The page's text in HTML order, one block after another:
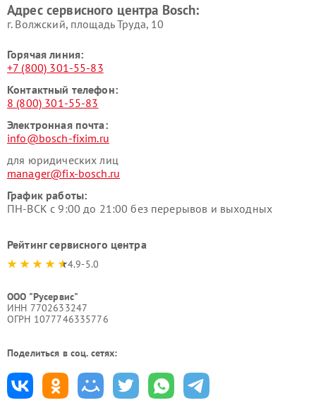
Адрес сервисного центра Bosch:
г. Волжский, площадь Труда, 10
Горячая линия:
+7 (800) 301-55-83
Контактный телефон:
8 (800) 301-55-83
Электронная почта:
info@bosch-fixim.ru
для юридических лиц
manager@fix-bosch.ru
График работы:
ПН-ВСК с 9:00 до 21:00 без перерывов и выходных
Рейтинг сервисного центра
4.9-5.0
ООО "Русервис"
ИНН 7702633247
ОГРН 1077746335776
Поделиться в соц. сетях: